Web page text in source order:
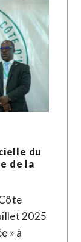
du
de la
2025
» à